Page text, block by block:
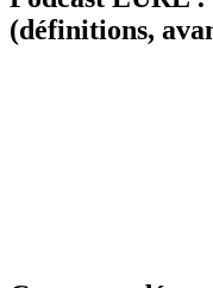
(définitions,